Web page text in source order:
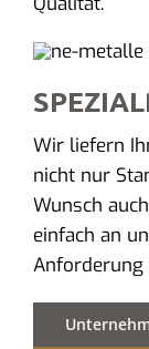
Wir liefern
nicht nur
Wunsch
einfach an
Anforderung